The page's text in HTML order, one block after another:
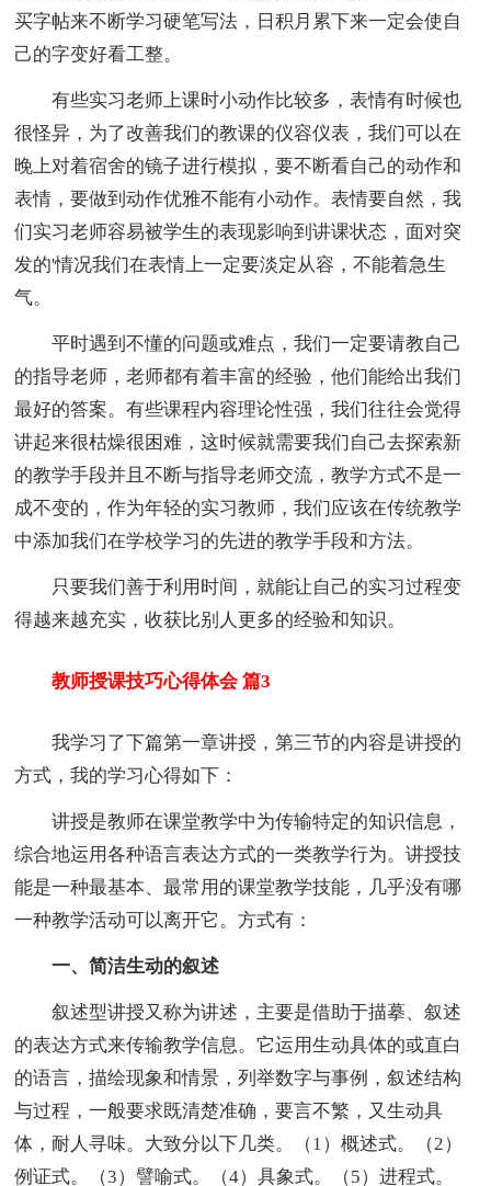
买字帖来不断学习硬笔写法，日积月累下来一定会使自
己的字变好看工整。
有些实习老师上课时小动作比较多，表情有时候也
很怪异，为了改善我们的教课的仪容仪表，我们可以在
晚上对着宿舍的镜子进行模拟，要不断看自己的动作和
表情，要做到动作优雅不能有小动作。表情要自然，我
们实习老师容易被学生的表现影响到讲课状态，面对突
发的'情况我们在表情上一定要淡定从容，不能着急生
气。
平时遇到不懂的问题或难点，我们一定要请教自己
的指导老师，老师都有着丰富的经验，他们能给出我们
最好的答案。有些课程内容理论性强，我们往往会觉得
讲起来很枯燥很困难，这时候就需要我们自己去探索新
的教学手段并且不断与指导老师交流，教学方式不是一
成不变的，作为年轻的实习教师，我们应该在传统教学
中添加我们在学校学习的先进的教学手段和方法。
只要我们善于利用时间，就能让自己的实习过程变
得越来越充实，收获比别人更多的经验和知识。
教师授课技巧心得体会 篇3
我学习了下篇第一章讲授，第三节的内容是讲授的
方式，我的学习心得如下：
讲授是教师在课堂教学中为传输特定的知识信息，
综合地运用各种语言表达方式的一类教学行为。讲授技
能是一种最基本、最常用的课堂教学技能，几乎没有哪
一种教学活动可以离开它。方式有：
一、简洁生动的叙述
叙述型讲授又称为讲述，主要是借助于描摹、叙述
的表达方式来传输教学信息。它运用生动具体的或直白
的语言，描绘现象和情景，列举数字与事例，叙述结构
与过程，一般要求既清楚准确，要言不繁，又生动具
体，耐人寻味。大致分以下几类。（1）概述式。（2）
例证式。（3）譬喻式。（4）具象式。（5）进程式。